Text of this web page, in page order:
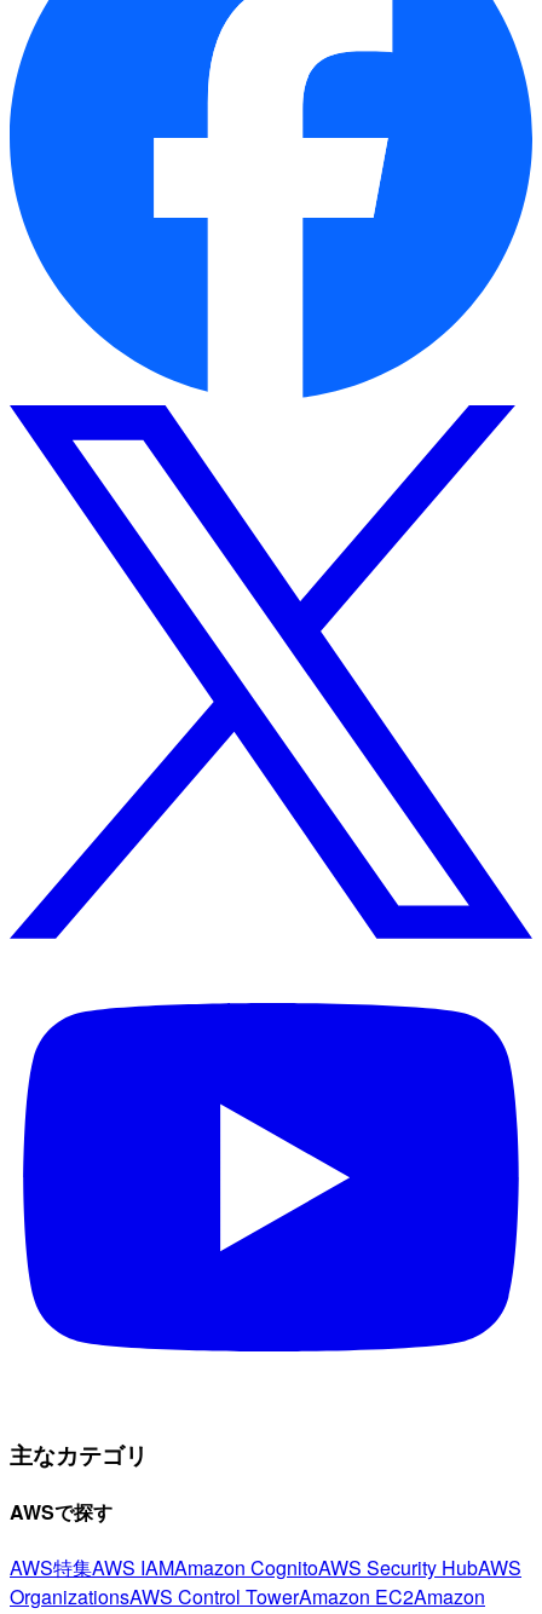
主なカテゴリ
AWSで探す
AWS特集AWS IAMAmazon CognitoAWS Security HubAWS
OrganizationsAWS Control TowerAmazon EC2Amazon